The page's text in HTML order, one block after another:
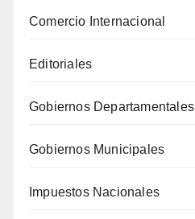
Comercio Internacional
Editoriales
Gobiernos Departamentales
Gobiernos Municipales
Impuestos Nacionales